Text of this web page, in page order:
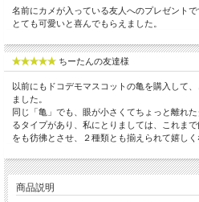
名前にカメが入っている友人へのプレゼントで
とても可愛いと喜んでもらえました。
ちーたんの友達様
以前にもドコデモマスコットの亀を購入して
ました。
同じ「亀」でも、眼が小さくてちょっと離れ
るタイプがあり、私にとりましては、これま
をも彷彿とさせ、２種類とも揃えられて嬉しく
商品説明